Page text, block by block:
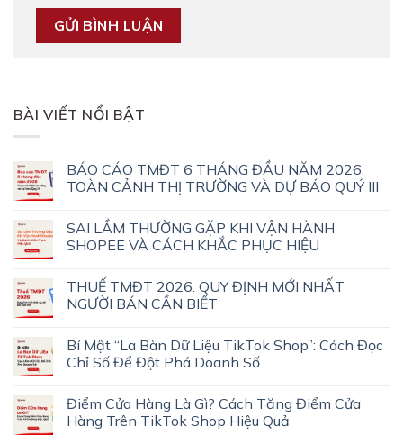
BÀI VIẾT NỔI BẬT
BÁO CÁO TMĐT 6 THÁNG ĐẦU NĂM 2026:
TOÀN CẢNH THỊ TRƯỜNG VÀ DỰ BÁO QUÝ III
SAI LẦM THƯỜNG GẶP KHI VẬN HÀNH
SHOPEE VÀ CÁCH KHẮC PHỤC HIỆU
THUẾ TMĐT 2026: QUY ĐỊNH MỚI NHẤT
NGƯỜI BÁN CẦN BIẾT
Bí Mật “La Bàn Dữ Liệu TikTok Shop”: Cách Đọc
Chỉ Số Để Đột Phá Doanh Số
Điểm Cửa Hàng Là Gì? Cách Tăng Điểm Cửa
Hàng Trên TikTok Shop Hiệu Quả